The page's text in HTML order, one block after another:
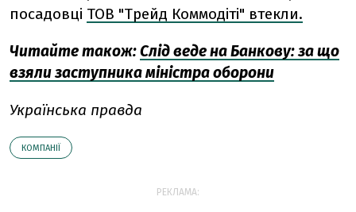
посадовці ТОВ "Трейд Коммодіті" втекли.
Читайте також:Слід веде на Банкову: за що
взяли заступника міністра оборони
Українська правда
КОМПАНІЇ
РЕКЛАМА: